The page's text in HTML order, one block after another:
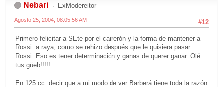
Nebari ExModereitor
#12
Agosto 25, 2004, 08:05:56 AM
Primero felicitar a SEte por el carrerón y la forma de mantener a
Rossi a raya; como se rehizo después que le quisiera pasar
Rossi. Eso es tener determinación y ganas de querer ganar. Olé
tus güeb!!!!!
En 125 cc. decir que a mi modo de ver Barberá tiene toda la razón